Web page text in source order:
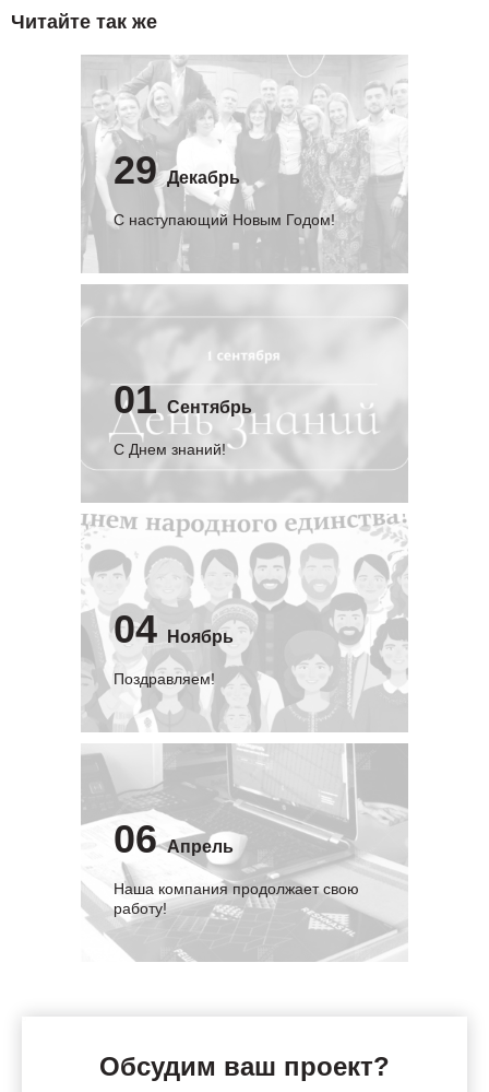
Читайте так же
29 Декабрь
С наступающий Новым Годом!
01 Сентябрь
C Днем знаний!
04 Ноябрь
Поздравляем!
06 Апрель
Наша компания продолжает свою
работу!
Обсудим ваш проект?